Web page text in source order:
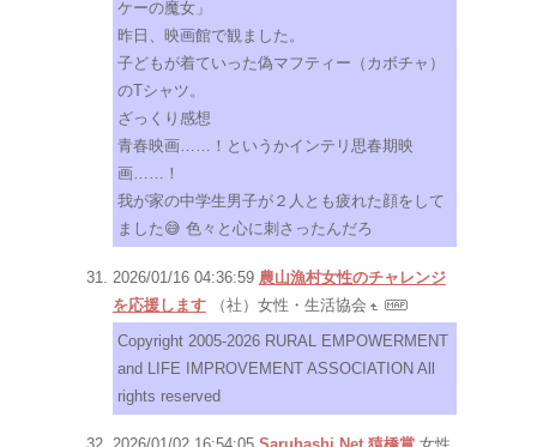
ケーの魔女」
昨日、映画館で観ました。
子どもが着ていった偽マフティー（カボチャ）
のTシャツ。
ざっくり感想
青春映画……！というかインテリ思春期映
画……！
我が家の中学生男子が２人とも疲れた顔をして
ました😅 色々と心に刺さったんだろ
2026/01/16 04:36:59 農山漁村女性のチャレンジ
を応援します
（社）女性・生活協会
Copyright 2005-2026 RURAL EMPOWERMENT
and LIFE IMPROVEMENT ASSOCIATION All
rights reserved